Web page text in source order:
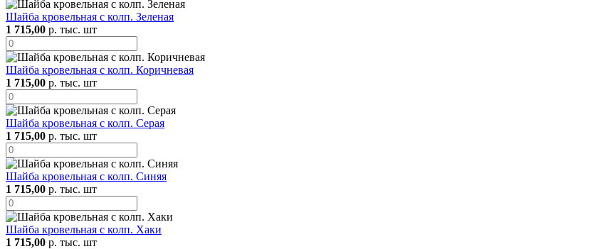
Шайба кровельная с колп. Зеленая
1 715,00 р. тыс. шт
Шайба кровельная с колп. Коричневая
1 715,00 р. тыс. шт
Шайба кровельная с колп. Серая
1 715,00 р. тыс. шт
Шайба кровельная с колп. Синяя
1 715,00 р. тыс. шт
Шайба кровельная с колп. Хаки
1 715,00 р. тыс. шт